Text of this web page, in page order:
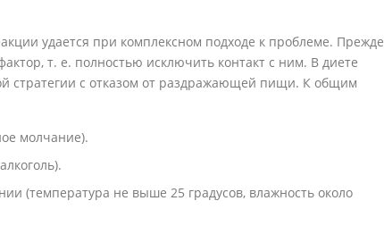
удается при комплексном подходе к проблеме. Прежде
т. е. полностью исключить контакт с ним. В диете
стратегии с отказом от раздражающей пищи. К общим
молчание).
(температура не выше 25 градусов, влажность около